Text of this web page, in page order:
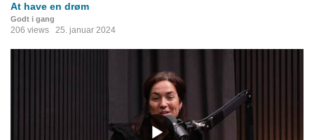
At have en drøm
Godt i gang
206 views 25. januar 2024